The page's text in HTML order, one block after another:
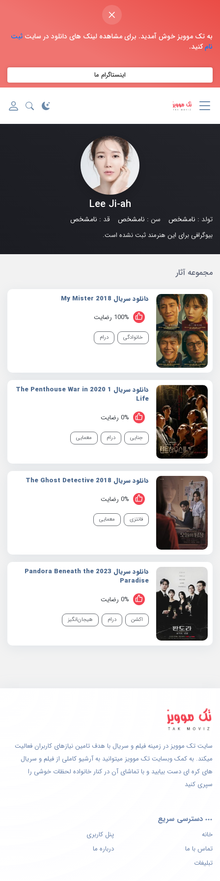
×
به تک موویز خوش آمدید. برای مشاهده لینک های دانلود در سایت ثبت
نامکنید.
اینستاگرام ما
Lee Ji-ah
تولد : نامشخص سن : نامشخص قد : نامشخص
بیوگرافی برای این هنرمند ثبت نشده است.
مجموعه آثار
دانلود سریال 2018 My Mister
100% رضایت
خانوادگی درام
دانلود سریال 1 2020 The Penthouse War in
Life
0% رضایت
جنایی درام معمایی
دانلود سریال 2018 The Ghost Detective
0% رضایت
فانتزی معمایی
دانلود سریال 2023 Pandora Beneath the
Paradise
0% رضایت
اکشن درام هیجان‌انگیز
سایت تک موویز در زمینه فیلم و سریال با هدف تامین نیازهای کاربران فعالیت
میکند. به کمک وبسایت تک موویز میتوانید به آرشیو کاملی از فیلم و سریال
های کره ای دست بیابید و با تماشای آن در کنار خانواده لحظات خوشی را
سپری کنید
دسترسی سریع
خانه
پنل کاربری
تماس با ما
درباره ما
تبلیغات